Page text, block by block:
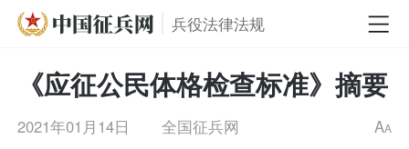
兵役法律法规
《应征公民体格检查标准》摘要
2021年01月14日 全国征兵网 AA